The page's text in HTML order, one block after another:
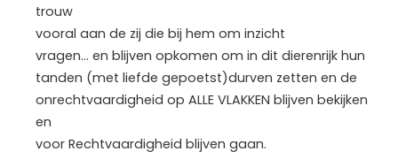
trouw
vooral aan de zij die bij hem om inzicht
vragen… en blijven opkomen om in dit dierenrijk hun
tanden (met liefde gepoetst)durven zetten en de
onrechtvaardigheid op ALLE VLAKKEN blijven bekijken
en
voor Rechtvaardigheid blijven gaan.